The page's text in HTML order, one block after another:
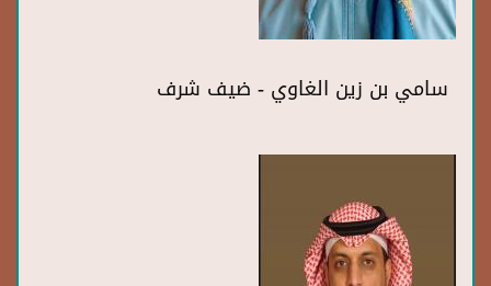
سامي بن زين الغاوي - ضيف شرف